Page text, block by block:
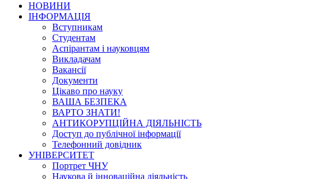
НОВИНИ
ІНФОРМАЦІЯ
Вступникам
Студентам
Аспірантам і науковцям
Викладачам
Вакансії
Документи
Цікаво про науку
ВАША БЕЗПЕКА
ВАРТО ЗНАТИ!
АНТИКОРУПЦІЙНА ДІЯЛЬНІСТЬ
Доступ до публічної інформації
Телефонний довідник
УНІВЕРСИТЕТ
Портрет ЧНУ
Наукова й інноваційна діяльність